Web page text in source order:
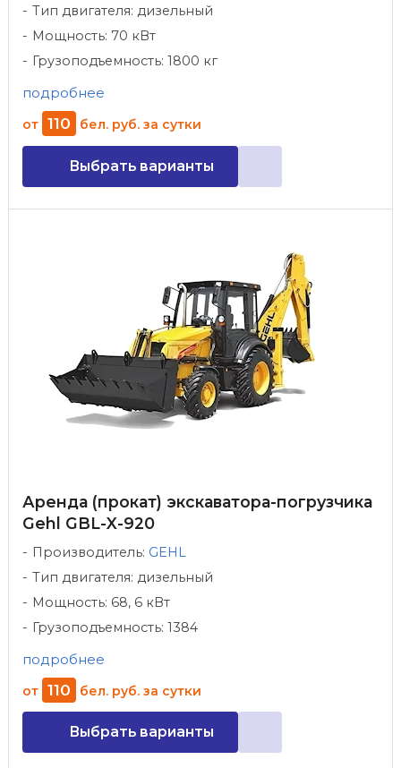
Тип двигателя: дизельный
Мощность: 70 кВт
Грузоподъемность: 1800 кг
подробнее
от 110 бел. руб. за сутки
Выбрать варианты
Аренда (прокат) экскаватора-погрузчика
Gehl GBL-X-920
Производитель: GEHL
Тип двигателя: дизельный
Мощность: 68, 6 кВт
Грузоподъемность: 1384
подробнее
от 110 бел. руб. за сутки
Выбрать варианты